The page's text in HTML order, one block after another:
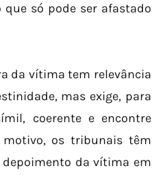
que só pode ser afastado
da vítima tem relevância
mas exige, para
coerente e encontre
motivo, os tribunais têm
da vítima em